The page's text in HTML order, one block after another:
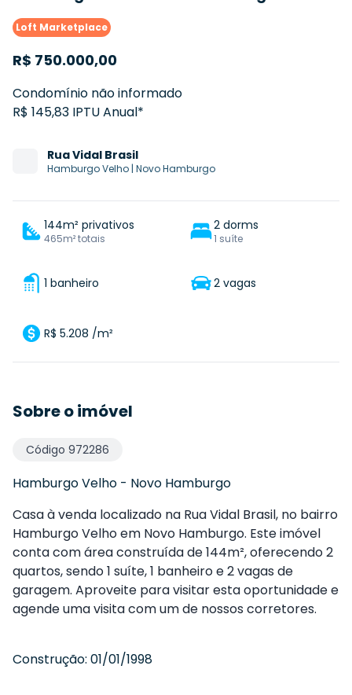
Loft Marketplace
R$ 750.000,00
Condomínio não informado
R$ 145,83 IPTU Anual*
RuaVidal Brasil
Hamburgo Velho | Novo Hamburgo
144m² privativos
465m² totais
2 dorms
1 suíte
1 banheiro 2 vagas
R$ 5.208 /m²
Sobre o imóvel
Código 972286
Hamburgo Velho - Novo Hamburgo
Casa à venda localizado na Rua Vidal Brasil, no bairro
Hamburgo Velho em Novo Hamburgo. Este imóvel
conta com área construída de 144m², oferecendo 2
quartos, sendo 1 suíte, 1 banheiro e 2 vagas de
garagem. Aproveite para visitar esta oportunidade e
agende uma visita com um de nossos corretores.
Construção: 01/01/1998